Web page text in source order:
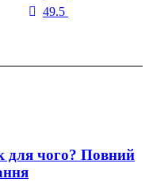
49.5
для чого? Повний